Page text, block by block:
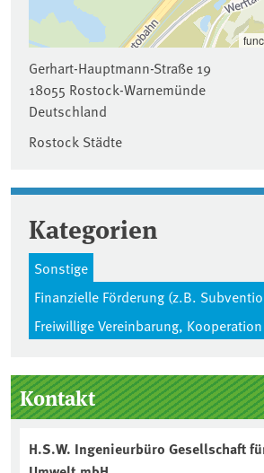
Gerhart-Hauptmann-Straße 19
18055 Rostock-Warnemünde
Deutschland
Rostock Städte
Kategorien
Sonstige
Finanzielle Förderung (z.B.
Freiwillige Vereinbarung, Kooperation
Seitenleiste
Kontakt
H.S.W. Ingenieurbüro Gesellschaft